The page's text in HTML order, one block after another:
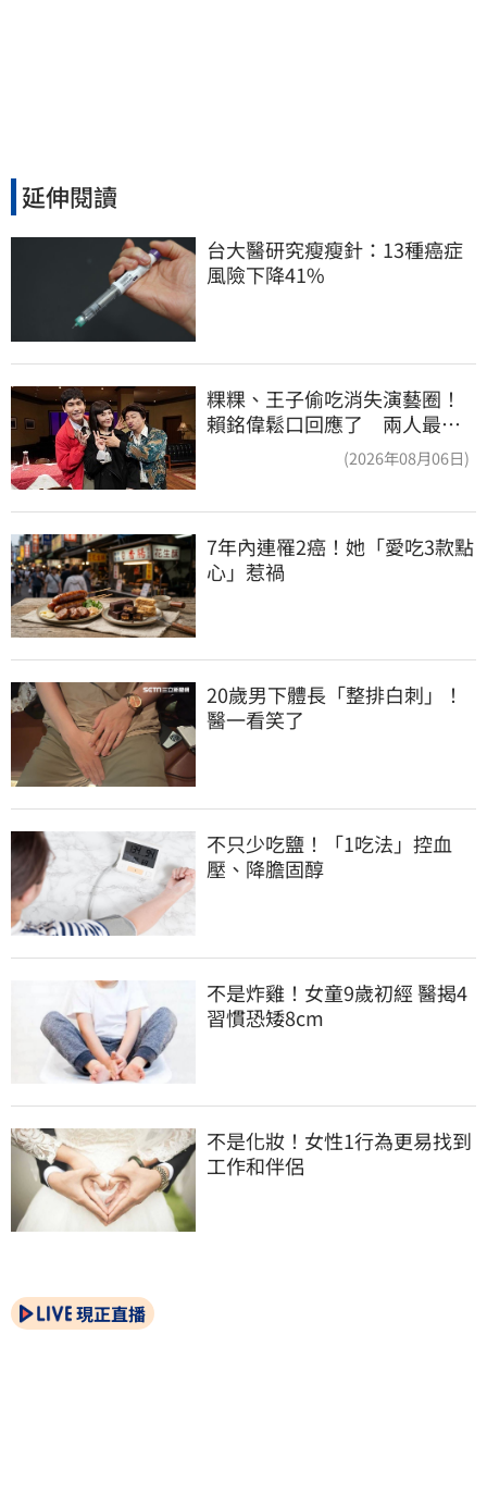
延伸閱讀
台大醫研究瘦瘦針：13種癌症
風險下降41%
粿粿、王子偷吃消失演藝圈！
賴銘偉鬆口回應了 兩人最新
(2026年08月06日)
7年內連罹2癌！她「愛吃3款點
心」惹禍
20歲男下體長「整排白刺」！
醫一看笑了
不只少吃鹽！「1吃法」控血
壓、降膽固醇
不是炸雞！女童9歲初經 醫揭4
習慣恐矮8cm
不是化妝！女性1行為更易找到
工作和伴侶
現正直播